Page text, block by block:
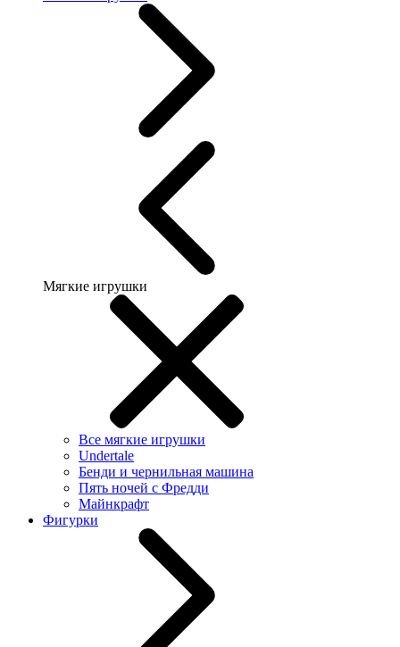
Мягкие игрушки
Все мягкие игрушки
Undertale
Бенди и чернильная машина
Пять ночей с Фредди
Майнкрафт
Фигурки